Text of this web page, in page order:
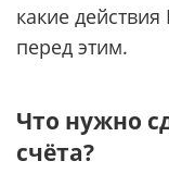
какие
перед этим.
Что нужно
счёта?